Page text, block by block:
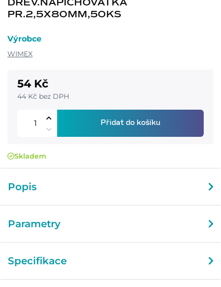
DŘEV.NAPICHOVÁTKA
PR.2,5X80MM,50KS
Výrobce
WIMEX
54 Kč
44 Kč bez DPH
Přidat do košíku
Skladem
Popis
Parametry
Specifikace